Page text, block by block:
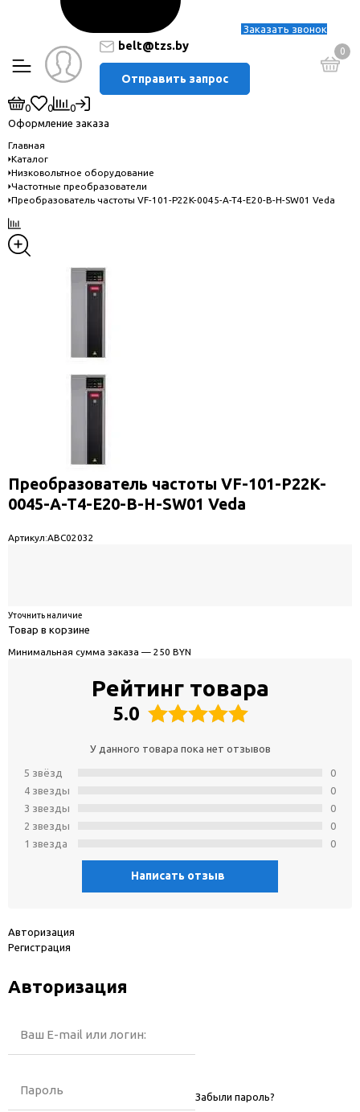
Заказать звонок
belt@tzs.by
Отправить запрос
0
0 0
0
Оформление заказа
Главная
Каталог
Низковольтное оборудование
Частотные преобразователи
Преобразователь частоты VF-101-P22K-0045-A-T4-E20-B-H-SW01 Veda
Преобразователь частоты VF-101-P22K-
0045-A-T4-E20-B-H-SW01 Veda
Артикул:ABC02032
Уточнить наличие
Товар в корзине
Минимальная сумма заказа — 250 BYN
Рейтинг товара
5.0
У данного товара пока нет отзывов
5 звёзд
4 звeзды
3 звeзды
2 звeзды
1 звeзда
0
0
0
0
0
Написать отзыв
Авторизация
Регистрация
Авторизация
Ваш E-mail или логин:
Пароль Забыли пароль?